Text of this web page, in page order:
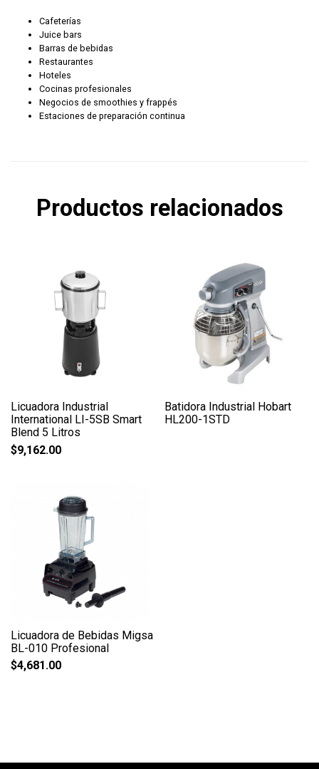
Cafeterías
Juice bars
Barras de bebidas
Restaurantes
Hoteles
Cocinas profesionales
Negocios de smoothies y frappés
Estaciones de preparación continua
Productos relacionados
Licuadora Industrial
International LI-5SB Smart
Blend 5 Litros
$9,162.00
Batidora Industrial Hobart
HL200-1STD
Licuadora de Bebidas Migsa
BL-010 Profesional
$4,681.00